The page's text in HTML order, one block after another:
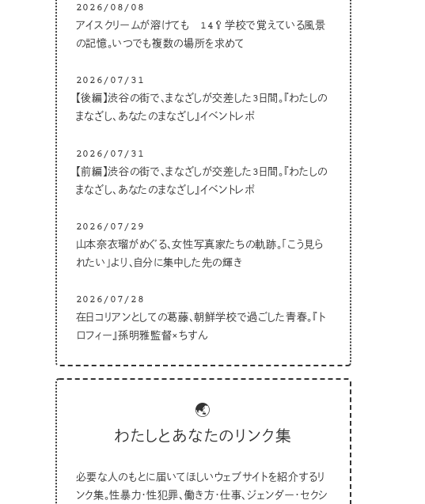
2026/08/08
アイスクリームが溶けても 14🥄学校で覚えている風景
の記憶。いつでも複数の場所を求めて
2026/07/31
【後編】渋谷の街で、まなざしが交差した3日間。『わたしの
まなざし、あなたのまなざし』イベントレポ
2026/07/31
【前編】渋谷の街で、まなざしが交差した3日間。『わたしの
まなざし、あなたのまなざし』イベントレポ
2026/07/29
山本奈衣瑠がめぐる、女性写真家たちの軌跡。「こう見ら
れたい」より、自分に集中した先の輝き
2026/07/28
在日コリアンとしての葛藤、朝鮮学校で過ごした青春。『ト
ロフィー』孫明雅監督×ちすん
🌏
わたしとあなたのリンク集
必要な人のもとに届いてほしいウェブサイトを紹介するリ
ンク集。性暴力・性犯罪、働き方・仕事、ジェンダー・セクシ